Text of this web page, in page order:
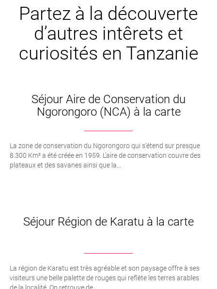
Partez à la découverte
d’autres intêrets et
curiosités en Tanzanie
Séjour Aire de Conservation du
Ngorongoro (NCA) à la carte
La zone de conservation du Ngorongoro qui s’étend sur presque
8.300 Km² a été créée en 1959. L’aire de conservation couvre des
plateaux et des savanes ainsi que la...
Séjour Région de Karatu à la carte
La région de Karatu est très agréable et son paysage offre à ses
visiteurs une belle palette de rouges qui reflète les terres arables